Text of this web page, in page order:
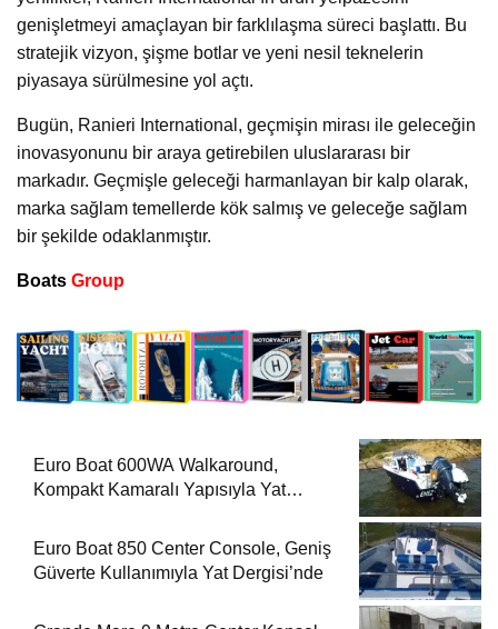
genişletmeyi amaçlayan bir farklılaşma süreci başlattı. Bu
stratejik vizyon, şişme botlar ve yeni nesil teknelerin
piyasaya sürülmesine yol açtı.
Bugün, Ranieri International, geçmişin mirası ile geleceğin
inovasyonunu bir araya getirebilen uluslararası bir
markadır. Geçmişle geleceği harmanlayan bir kalp olarak,
marka sağlam temellerde kök salmış ve geleceğe sağlam
bir şekilde odaklanmıştır.
Boats Group
Euro Boat 600WA Walkaround,
Kompakt Kamaralı Yapısıyla Yat
Euro Boat 850 Center Console, Geniş
Güverte Kullanımıyla Yat Dergisi’nde